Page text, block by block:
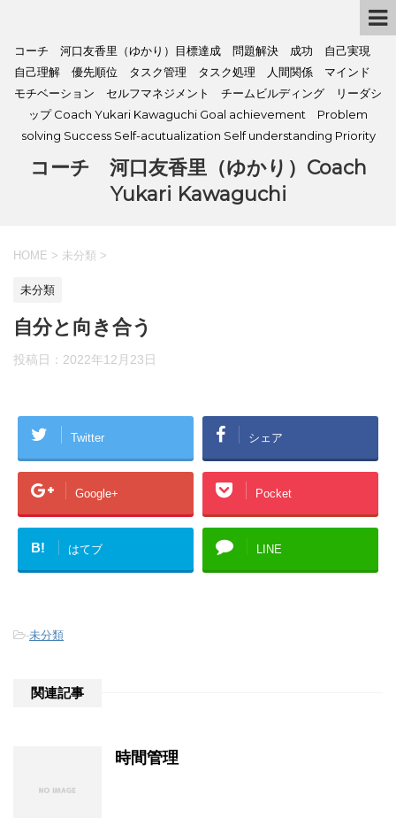
コーチ 河口友香里（ゆかり）目標達成 問題解決 成功 自己実現
自己理解 優先順位 タスク管理 タスク処理 人間関係 マインド
モチベーション セルフマネジメント チームビルディング リーダシ
ップ Coach Yukari Kawaguchi Goal achievement Problem
solving Success Self-acutualization Self understanding Priority
コーチ 河口友香里（ゆかり）Coach
Yukari Kawaguchi
HOME > 未分類 >
未分類
自分と向き合う
投稿日： 2022年12月23日
Twitter シェア
Google+ Pocket
B! はてブ LINE
-未分類
関連記事
時間管理